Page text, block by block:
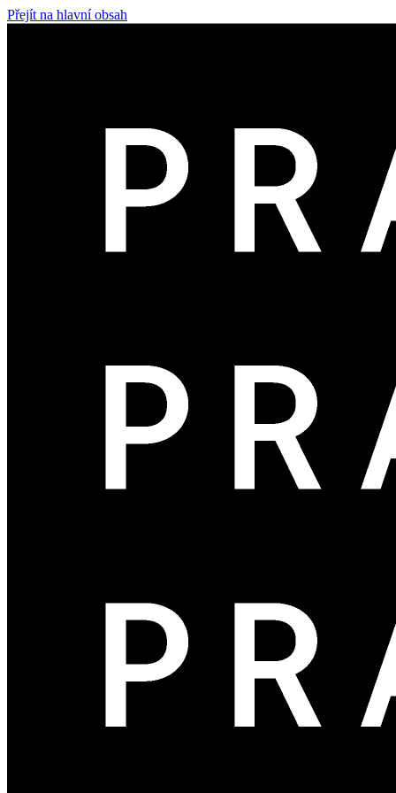
Přejít na hlavní obsah